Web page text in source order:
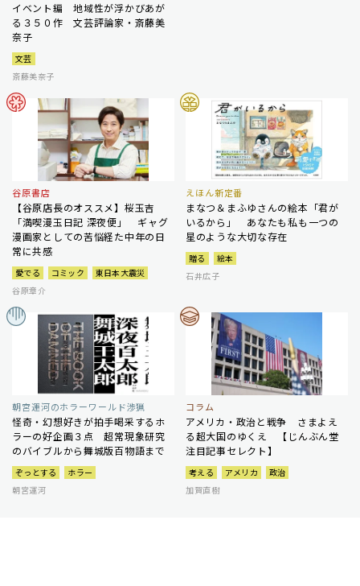
イベント編 地域性が浮かびあが
る３５０作 文芸評論家・斎藤美
奈子
文芸
斎藤美奈子
谷原書店
【谷原店長のオススメ】桜玉吉
「満喫漫玉日記 深夜便」 ギャグ
漫画家としての苦悩経た中年の日
常に共感
愛でる コミック
東日本大震災
谷原章介
えほん新定番
まなつ＆まふゆさんの絵本「君が
いるから」 あなたも私も一つの
星のような大切な存在
贈る
絵本
石井広子
朝宮運河のホラーワールド渉猟
怪奇・幻想好きが拍手喝采するホ
ラーの好企画３点 超常現象研究
のバイブルから舞城版百物語まで
ぞっとする
ホラー
朝宮運河
コラム
アメリカ・政治と戦争 さまよえ
る超大国のゆくえ 【じんぶん堂
注目記事セレクト】
考える アメリカ
政治
加賀直樹